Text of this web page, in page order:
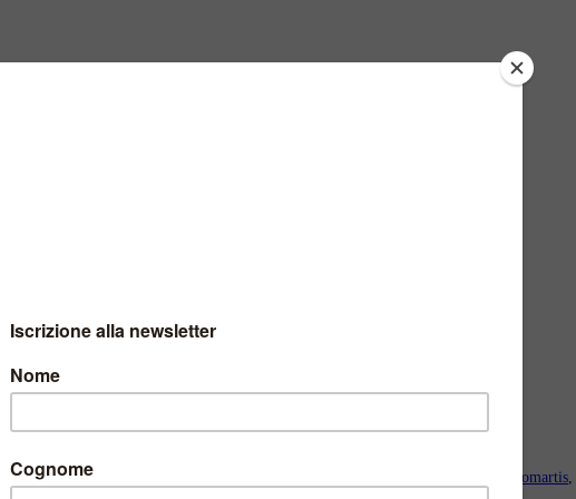
Stelzer si presenta
si presenta
,MASOMARTIS moscatorosa-masomartis